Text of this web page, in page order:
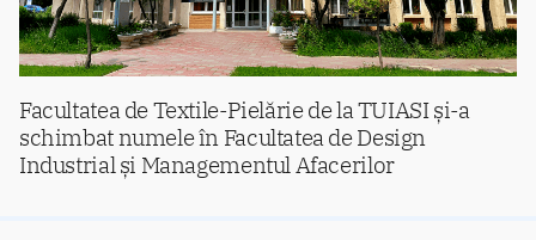
Facultatea de Textile-Pielărie de la TUIASI și-a
schimbat numele în Facultatea de Design
Industrial și Managementul Afacerilor